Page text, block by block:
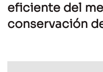
eficiente del
conservación